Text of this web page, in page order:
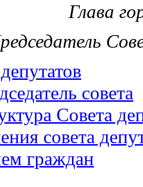
Глава
совета
Совета
совета
граждан